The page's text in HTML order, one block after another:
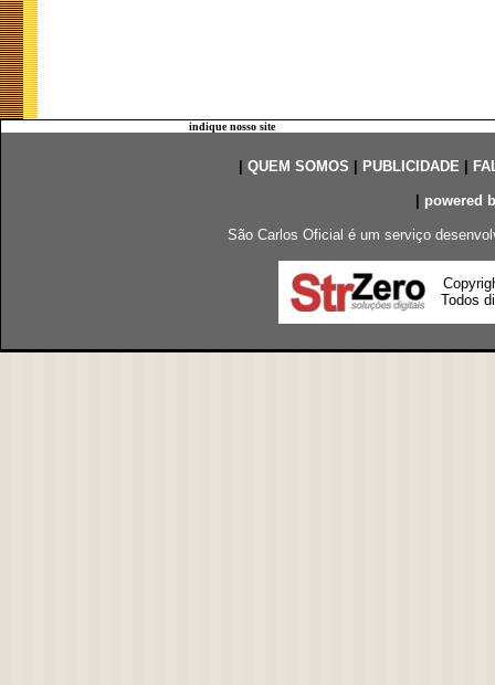
indique nosso site
QUEM SOMOS PUBLICIDADE|
powered
São Carlos Oficial é um serviço
Todos